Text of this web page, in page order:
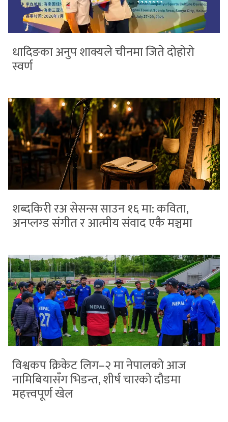
धादिङका अनुप शाक्यले चीनमा जिते दोहोरो
स्वर्ण
शब्दकिरी रअ सेसन्स साउन १६ मा: कविता,
अनप्लग्ड संगीत र आत्मीय संवाद एकै मञ्चमा
विश्वकप क्रिकेट लिग–२ मा नेपालको आज
नामिबियासँग भिडन्त, शीर्ष चारको दौडमा
महत्त्वपूर्ण खेल